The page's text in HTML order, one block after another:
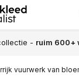
- ruim 600+
vuurwerk van